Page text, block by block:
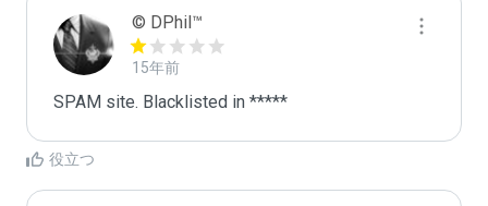
© DPhil™
15年前
SPAM site. Blacklisted in *****
役立つ